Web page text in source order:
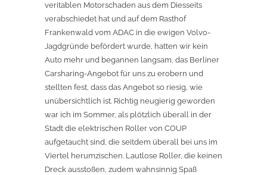
veritablen Motorschaden aus dem Diesseits
verabschiedet hat und auf dem Rasthof
Frankenwald vom ADAC in die ewigen Volvo-
Jagdgründe befördert wurde, hatten wir kein
Auto mehr und begannen langsam, das Berliner
Carsharing-Angebot für uns zu erobern und
stellten fest, dass das Angebot so riesig, wie
unübersichtlich ist. Richtig neugierig geworden
war ich im Sommer, als plötzlich überall in der
Stadt die elektrischen Roller von COUP
aufgetaucht sind, die seitdem überall bei uns im
Viertel herumzischen. Lautlose Roller, die keinen
Dreck ausstoßen, zudem wahnsinnig Spaß